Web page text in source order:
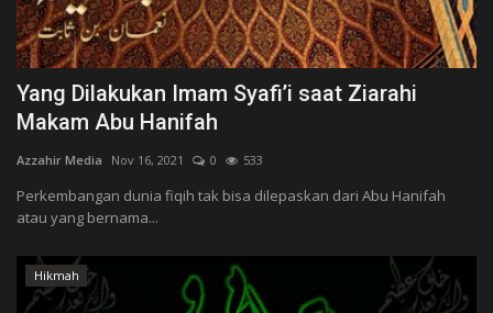
Yang Dilakukan Imam Syafi’i saat Ziarahi
Makam Abu Hanifah
Azzahir Media Nov 16, 2021 0 533
Perkembangan dunia fiqih tak bisa dilepaskan dari Abu Hanifah
atau yang bernama...
Hikmah